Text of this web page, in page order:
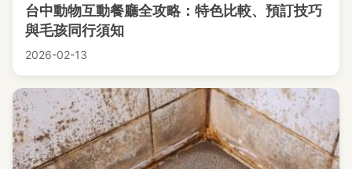
台中動物互動餐廳全攻略：特色比較、預訂技巧
與毛孩同行須知
2026-02-13